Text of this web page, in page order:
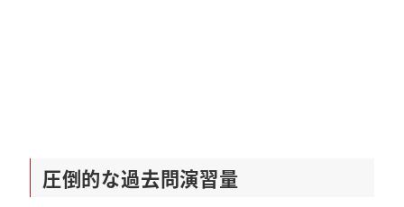
圧倒的な過去問演習量